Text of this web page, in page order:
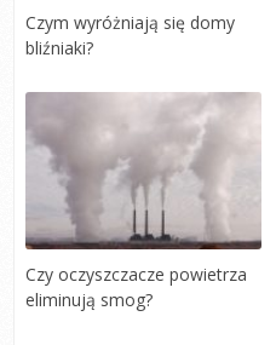
Czym wyróżniają się domy
bliźniaki?
Czy oczyszczacze powietrza
eliminują smog?